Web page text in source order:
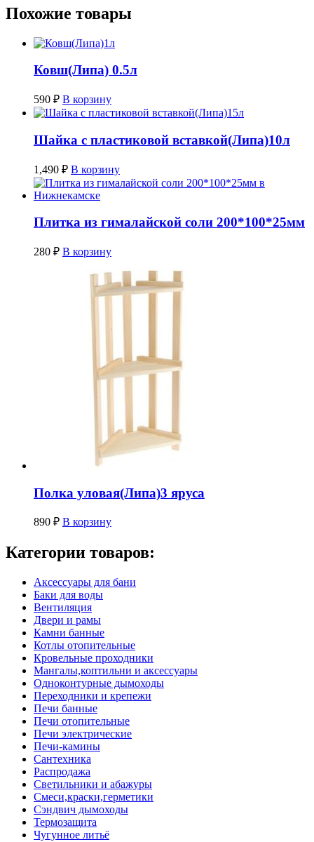
Похожие товары
Ковш(Липа) 0.5л
590 ₽ В корзину
Шайка с пластиковой вставкой(Липа)10л
1,490 ₽ В корзину
Плитка из гималайской соли 200*100*25мм
280 ₽ В корзину
Полка уловая(Липа)3 яруса
890 ₽ В корзину
Категории товаров:
Аксессуары для бани
Баки для воды
Вентиляция
Двери и рамы
Камни банные
Котлы отопительные
Кровельные проходники
Мангалы,коптильни и аксессуары
Одноконтурные дымоходы
Переходники и крепежи
Печи банные
Печи отопительные
Печи электрические
Печи-камины
Сантехника
Распродажа
Светильники и абажуры
Смеси,краски,герметики
Сэндвич дымоходы
Термозащита
Чугунное литьё